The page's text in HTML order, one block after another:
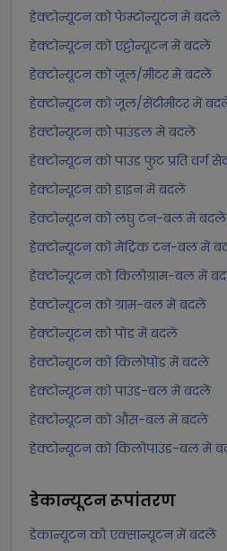
हेक्टोन्यूटन को फेम्टोन्यूटन में बदलें
हेक्टोन्यूटन को एट्टोन्यूटन में बदलें
हेक्टोन्यूटन को जूल/मीटर में बदलें
हेक्टोन्यूटन को जूल/सेंटीमीटर में
हेक्टोन्यूटन को पाउंडल में बदलें
हेक्टोन्यूटन को पाउंड फुट प्रति वर्ग
हेक्टोन्यूटन को डाइन में बदलें
हेक्टोन्यूटन को लघु टन-बल में बदलें
हेक्टोन्यूटन को मेट्रिक टन-बल में
हेक्टोन्यूटन को किलोग्राम-बल में
हेक्टोन्यूटन को ग्राम-बल में बदलें
हेक्टोन्यूटन को पोंड में बदलें
हेक्टोन्यूटन को किलोपोंड में बदलें
हेक्टोन्यूटन को पाउंड-बल में बदलें
हेक्टोन्यूटन को औंस-बल में बदलें
हेक्टोन्यूटन को किलोपाउंड-बल में
डेकान्यूटनरूपांतरण
डेकान्यूटन को एक्सान्यूटन में बदलें